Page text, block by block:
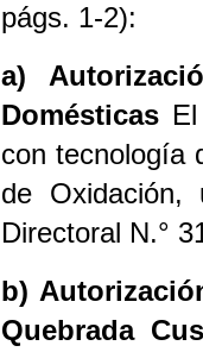
págs. 1-2):
a)
Domésticas
con tecnología
de Oxidación,
Directoral N.°
b)
Quebrada